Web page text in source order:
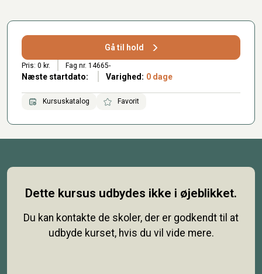
Gå til hold
Pris: 0 kr. Fag nr. 14665-
Næste startdato: Varighed: 0 dage
Kursuskatalog Favorit
Dette kursus udbydes ikke i øjeblikket.
Du kan kontakte de skoler, der er godkendt til at
udbyde kurset, hvis du vil vide mere.